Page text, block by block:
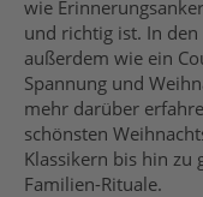
wie
und richtig ist. In
außerdem wie ein
Spannung und
mehr darüber
schönsten
Klassikern bis hin zu
Familien-Rituale.